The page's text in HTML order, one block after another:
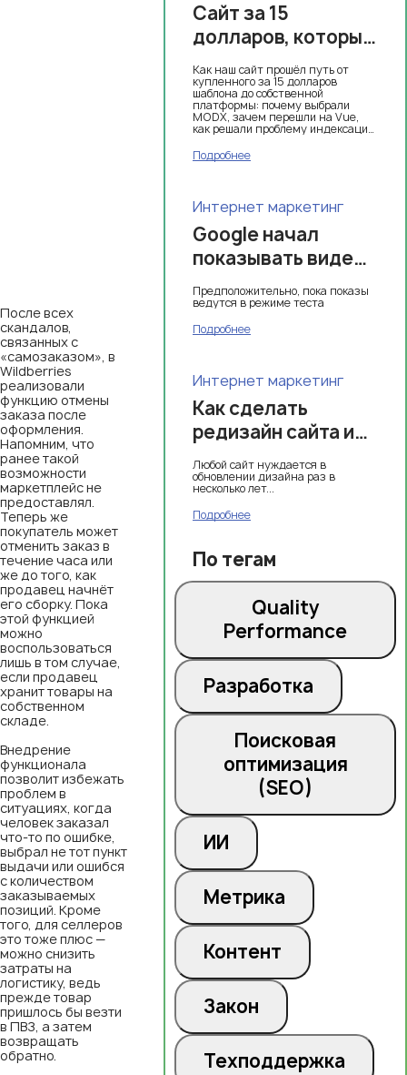
Сайт за 15
долларов, который
вырос в
собственную
платформу:
история qupe.ru
Как наш сайт прошёл путь от
купленного за 15 долларов
шаблона до собственной
платформы: почему выбрали
MODX, зачем перешли на Vue,
как решали проблему индексации
Подробнее
Интернет маркетинг
Google начал
показывать видео
в блоке
популярных
товаров в поиске
Предположительно, пока показы
ведутся в режиме теста
Подробнее
Интернет маркетинг
Как сделать
редизайн сайта и
сохранить свои
позиции в выдаче
Любой сайт нуждается в
обновлении дизайна раз в
несколько лет...
Подробнее
По тегам
Quality
Performance
Разработка
Поисковая
оптимизация
(SEO)
ИИ
Метрика
Контент
Закон
Техподдержка
После всех
скандалов,
связанных с
«самозаказом», в
Wildberries
реализовали
функцию отмены
заказа после
оформления.
Напомним, что
ранее такой
возможности
маркетплейс не
предоставлял.
Теперь же
покупатель может
отменить заказ в
течение часа или
же до того, как
продавец начнёт
его сборку. Пока
этой функцией
можно
воспользоваться
лишь в том случае,
если продавец
хранит товары на
собственном
складе.
Внедрение
функционала
позволит избежать
проблем в
ситуациях, когда
человек заказал
что-то по ошибке,
выбрал не тот пункт
выдачи или ошибся
с количеством
заказываемых
позиций. Кроме
того, для селлеров
это тоже плюс —
можно снизить
затраты на
логистику, ведь
прежде товар
пришлось бы везти
в ПВЗ, а затем
возвращать
обратно.